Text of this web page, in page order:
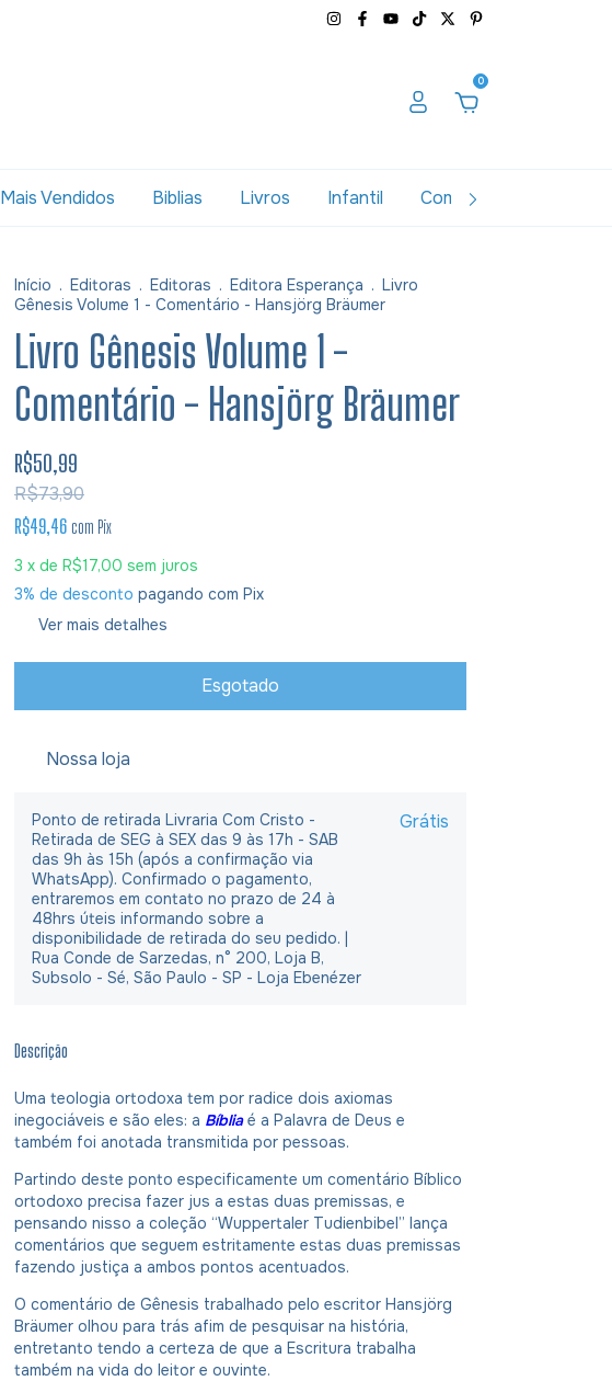
0
Mais Vendidos Biblias Livros Infantil Combos
Início . Editoras . Editoras . Editora Esperança . Livro
Gênesis Volume 1 - Comentário - Hansjörg Bräumer
Livro Gênesis Volume 1 -
Comentário - Hansjörg Bräumer
R$50,99
R$73,90
R$49,46 com Pix
3 x de R$17,00 sem juros
3% de desconto pagando com Pix
Ver mais detalhes
Nossa loja
Ponto de retirada Livraria Com Cristo -
Retirada de SEG à SEX das 9 às 17h - SAB
das 9h às 15h (após a confirmação via
WhatsApp). Confirmado o pagamento,
entraremos em contato no prazo de 24 à
48hrs úteis informando sobre a
disponibilidade de retirada do seu pedido. |
Rua Conde de Sarzedas, n° 200, Loja B,
Subsolo - Sé, São Paulo - SP - Loja Ebenézer
Grátis
Descrição
Uma teologia ortodoxa tem por radice dois axiomas
inegociáveis e são eles: a Bíbliaé a Palavra de Deus e
também foi anotada transmitida por pessoas.
Partindo deste ponto especificamente um comentário Bíblico
ortodoxo precisa fazer jus a estas duas premissas, e
pensando nisso a coleção “Wuppertaler Tudienbibel” lança
comentários que seguem estritamente estas duas premissas
fazendo justiça a ambos pontos acentuados.
O comentário de Gênesis trabalhado pelo escritor Hansjörg
Bräumer olhou para trás afim de pesquisar na história,
entretanto tendo a certeza de que a Escritura trabalha
também na vida do leitor e ouvinte.